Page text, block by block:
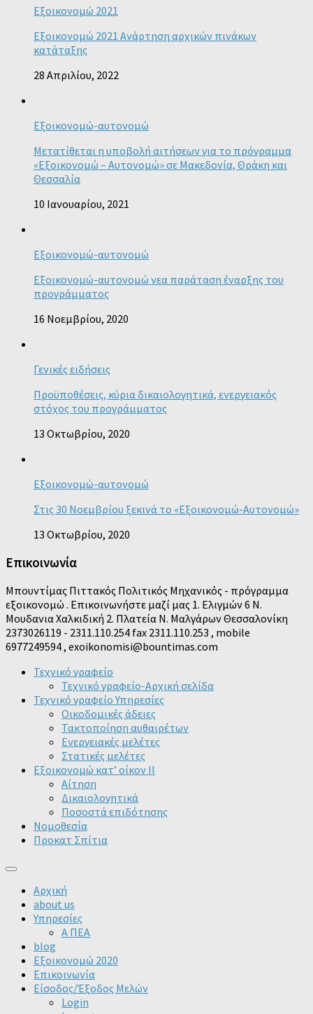
Εξοικονομώ 2021
Εξοικονομώ 2021 Ανάρτηση αρχικών πινάκων
κατάταξης
28 Απριλίου, 2022
Εξοικονομώ-αυτονομώ
Μετατίθεται η υποβολή αιτήσεων για το πρόγραμμα
«Εξοικονομώ – Αυτονομώ» σε Μακεδονία, Θράκη και
Θεσσαλία
10 Ιανουαρίου, 2021
Εξοικονομώ-αυτονομώ
Εξοικονομώ-αυτονομώ νεα παράταση έναρξης του
προγράμματος
16 Νοεμβρίου, 2020
Γενικές ειδήσεις
Προϋποθέσεις, κύρια δικαιολογητικά, ενεργειακός
στόχος του προγράμματος
13 Οκτωβρίου, 2020
Εξοικονομώ-αυτονομώ
Στις 30 Νοεμβρίου ξεκινά το «Εξοικονομώ-Αυτονομώ»
13 Οκτωβρίου, 2020
Επικοινωνία
Μπουντίμας Πιττακός Πολιτικός Μηχανικός - πρόγραμμα
εξοικονομώ . Επικοινωνήστε μαζί μας 1. Ελιγμών 6 Ν.
Μουδανια Χαλκιδική 2. Πλατεία Ν. Μαλγάρων Θεσσαλονίκη
2373026119 - 2311.110.254 fax 2311.110.253 , mobile
6977249594 , exoikonomisi@bountimas.com
Τεχνικό γραφείο
Τεχνικό γραφείο-Αρχική σελίδα
Τεχνικό γραφείο Υπηρεσίες
Οικοδομικές άδειες
Τακτοποίηση αυθαιρέτων
Ενεργειακές μελέτες
Στατικές μελέτες
Εξοικονομώ κατ’ οίκον II
Αίτηση
Δικαιολογητικά
Ποσοστά επιδότησης
Νομοθεσία
Προκατ Σπίτια
Αρχική
about us
Υπηρεσίες
Α ΠΕΑ
blog
Εξοικονομώ 2020
Επικοινωνία
Είσοδος/Έξοδος Μελών
Login